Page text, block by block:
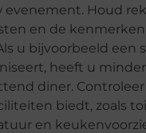
evenement. Houd
en de
u bijvoorbeeld een
heeft u
diner. Controleer
biedt, zoals
en